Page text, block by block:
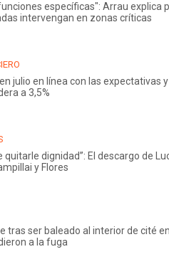
específicas": Arrau explica
intervengan en zonas críticas
en julio en línea con las expectativas
a 3,5%
quitarle dignidad”: El descargo de
y Flores
tras ser baleado al interior de cité
a la fuga